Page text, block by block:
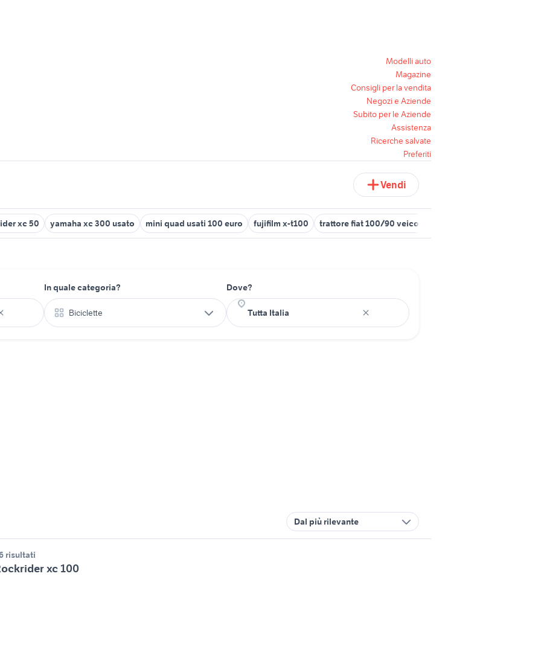
Modelli auto
Magazine
Consigli per la vendita
Negozi e Aziende
Subito per le Aziende
Assistenza
Ricerche salvate
Preferiti
Vendi
xc 50 yamaha xc 300 usato mini quad usati 100 euro fujifilm x-t100 trattore fiat 100/90 veicoli commerciali
In quale categoria?
Biciclette
Dove?
Dal più rilevante
risultati
xc 100